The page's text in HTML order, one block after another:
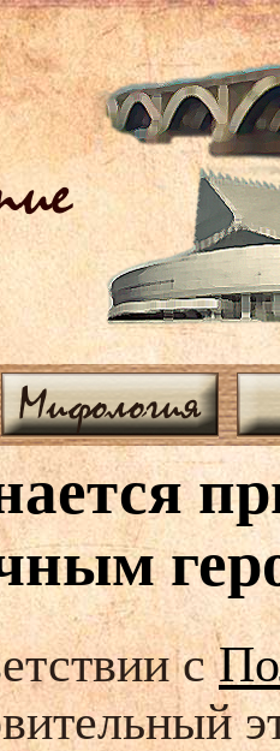
Мифология
с